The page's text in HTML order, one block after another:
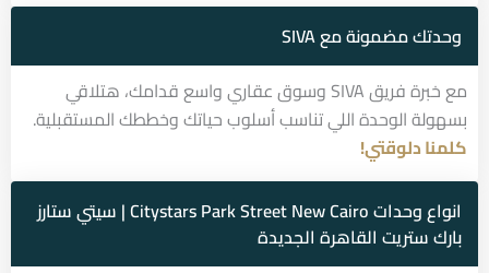
وحدتك مضمونة مع SIVA
مع خبرة فريق SIVA وسوق عقاري واسع قدامك، هتلاقي
بسهولة الوحدة اللي تناسب أسلوب حياتك وخططك المستقبلية.
كلمنا دلوقتي!
انواع وحدات Citystars Park Street New Cairo | سيتي ستارز
بارك ستريت القاهرة الجديدة